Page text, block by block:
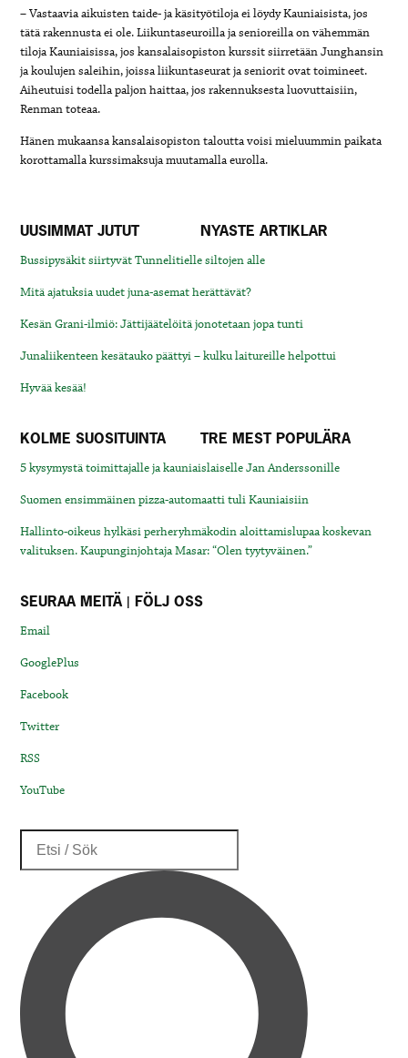
– Vastaavia aikuisten taide- ja käsityötiloja ei löydy Kauniaisista, jos
tätä rakennusta ei ole. Liikuntaseuroilla ja senioreilla on vähemmän
tiloja Kauniaisissa, jos kansalaisopiston kurssit siirretään Junghansin
ja koulujen saleihin, joissa liikuntaseurat ja seniorit ovat toimineet.
Aiheutuisi todella paljon haittaa, jos rakennuksesta luovuttaisiin,
Renman toteaa.
Hänen mukaansa kansalaisopiston taloutta voisi mieluummin paikata
korottamalla kurssimaksuja muutamalla eurolla.
UUSIMMAT JUTUT NYASTE ARTIKLAR
Bussipysäkit siirtyvät Tunnelitielle siltojen alle
Mitä ajatuksia uudet juna-asemat herättävät?
Kesän Grani-ilmiö: Jättijäätelöitä jonotetaan jopa tunti
Junaliikenteen kesätauko päättyi – kulku laitureille helpottui
Hyvää kesää!
KOLME SUOSITUINTA TRE MEST POPULÄRA
5 kysymystä toimittajalle ja kauniaislaiselle Jan Anderssonille
Suomen ensimmäinen pizza-automaatti tuli Kauniaisiin
Hallinto-oikeus hylkäsi perheryhmäkodin aloittamislupaa koskevan
valituksen. Kaupunginjohtaja Masar: “Olen tyytyväinen.”
SEURAA MEITÄ | FÖLJ OSS
Email
GooglePlus
Facebook
Twitter
RSS
YouTube